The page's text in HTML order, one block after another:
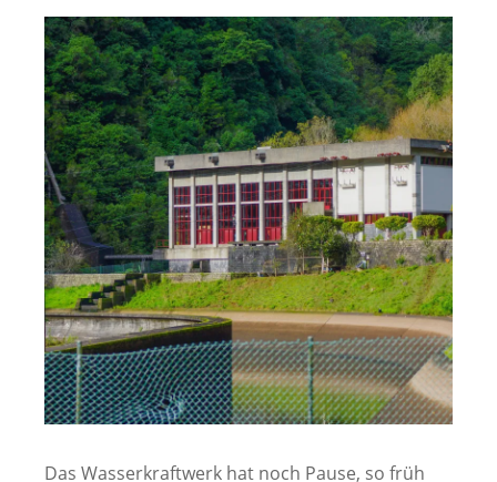
Das Wasserkraftwerk hat noch Pause, so früh